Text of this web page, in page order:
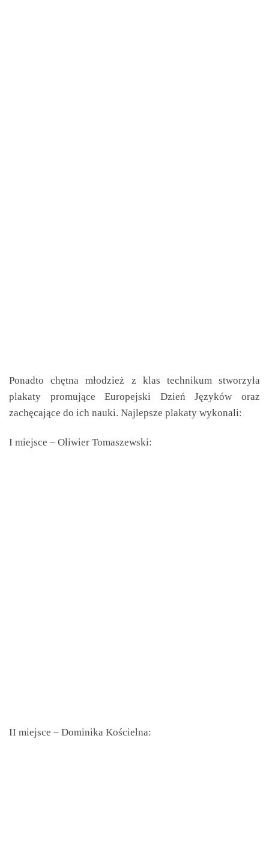
Ponadto chętna młodzież z klas technikum stworzyła
plakaty promujące Europejski Dzień Języków oraz
zachęcające do ich nauki. Najlepsze plakaty wykonali:
I miejsce – Oliwier Tomaszewski:
II miejsce – Dominika Kościelna: